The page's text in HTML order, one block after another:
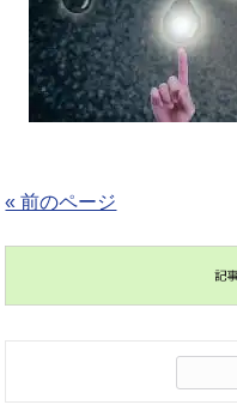
« 前のページ